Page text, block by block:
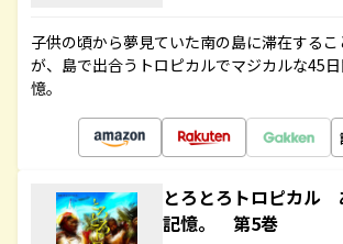
子供の頃から夢見ていた南の島に滞在する
が、島で出合うトロピカルでマジカルな45
憶。
とろとろトロピカル
記憶。 第5巻